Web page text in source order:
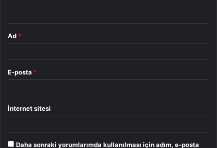
Ad *
E-posta *
İnternet sitesi
Daha sonraki yorumlarımda kullanılması için adım, e-posta